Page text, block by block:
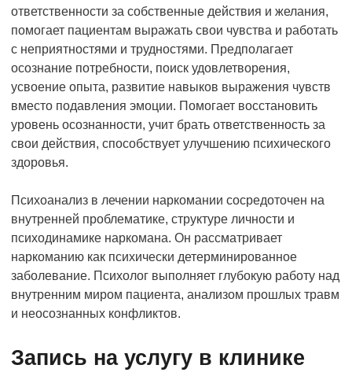
ответственности за собственные действия и желания,
помогает пациентам выражать свои чувства и работать
с неприятностями и трудностями. Предполагает
осознание потребности, поиск удовлетворения,
усвоение опыта, развитие навыков выражения чувств
вместо подавления эмоции. Помогает восстановить
уровень осознанности, учит брать ответственность за
свои действия, способствует улучшению психического
здоровья.
Психоанализ в лечении наркомании сосредоточен на
внутренней проблематике, структуре личности и
психодинамике наркомана. Он рассматривает
наркоманию как психически детерминированное
заболевание. Психолог выполняет глубокую работу над
внутренним миром пациента, анализом прошлых травм
и неосознанных конфликтов.
Запись на услугу в клинике